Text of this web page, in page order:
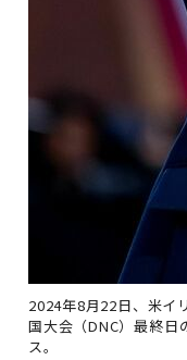
2024年8月22日、米イ
国大会（DNC）最終日
ス。